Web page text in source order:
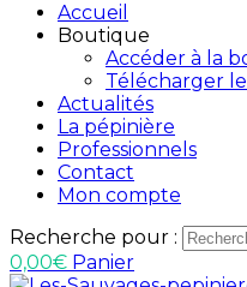
Accueil
Boutique
Accéder à la
Télécharger
Actualités
La pépinière
Professionnels
Contact
Mon compte
Recherche pour :
0,00€ Panier